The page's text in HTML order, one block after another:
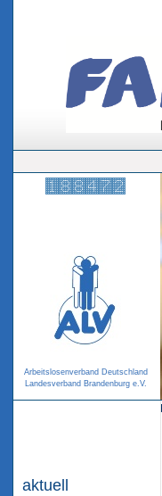
Arbeitslosenverband Deutschland
Landesverband Brandenburg e.V.
aktuell